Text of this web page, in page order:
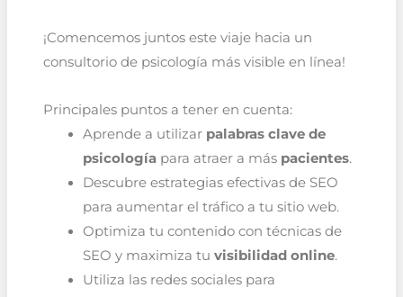
¡Comencemos juntos este viaje hacia un
consultorio de psicología más visible en línea!
Principales puntos a tener en cuenta:
Aprende a utilizar palabras clave de
psicologíapara atraer a más pacientes.
Descubre estrategias efectivas de SEO
para aumentar el tráfico a tu sitio web.
Optimiza tu contenido con técnicas de
SEO y maximiza tu visibilidad online.
Utiliza las redes sociales para